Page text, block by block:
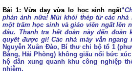
Bài 1:Vừa dạy vừa lo học sinh ngất“
phản ảnh nữa! Mùi khói thép từ các nhà
một trăm học sinh và giáo viên ngất lên
đâu. Thanh tra hết đoàn này đến đoàn
quyết được gì! Các nhà máy vẫn
Nguyễn Xuân Đào, Bí thư chi bộ tổ 1
Bàng, Hải Phòng) không giấu nổi bức
hộ dân xung quanh khu công nghiệp
nhiễm.